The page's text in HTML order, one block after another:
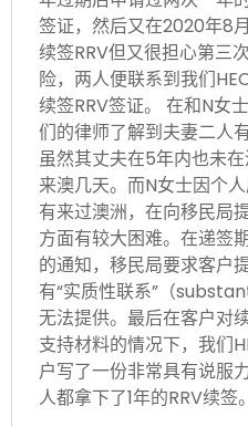
签证，然后又在2020年8
续签RRV但又很担心第三
险，两人便联系到我们
续签RRV签证。 在和N女
们的律师了解到夫妻二人
虽然其丈夫在5年内也未
来澳几天。而N女士因个
有来过澳洲，在向移民局
方面有较大困难。在递签
的通知，移民局要求客户
有“实质性联系”（
无法提供。最后在客户对
支持材料的情况下，我们
户写了一份非常具有说服
人都拿下了1年的RRV续签